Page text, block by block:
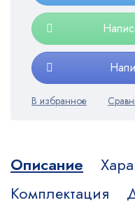
Описание
Комплектация